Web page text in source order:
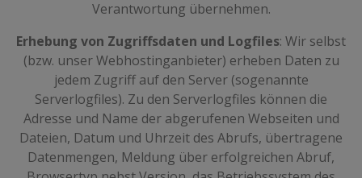
Verantwortung übernehmen.
Erhebung von Zugriffsdaten und Logfiles: Wir selbst
(bzw. unser Webhostinganbieter) erheben Daten zu
jedem Zugriff auf den Server (sogenannte
Serverlogfiles). Zu den Serverlogfiles können die
Adresse und Name der abgerufenen Webseiten und
Dateien, Datum und Uhrzeit des Abrufs, übertragene
Datenmengen, Meldung über erfolgreichen Abruf,